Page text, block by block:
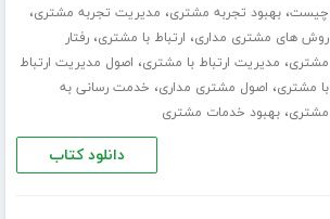
چیست،بهبود تجربه مشتری، مدیریت تجربه مشتری،
روش های مشتری مداری، ارتباط با مشتری،رفتار
مشتری، مدیریت ارتباط با مشتری، اصول مدیریت ارتباط
با مشتری، اصول مشتری مداری، خدمت رسانی به
مشتری،بهبود خدمات مشتری
دانلود کتاب